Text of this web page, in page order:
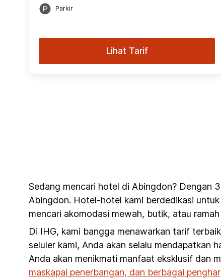
Parkir
Lihat Tarif
Sedang mencari hotel di Abingdon? Dengan
Abingdon. Hotel-hotel kami berdedikasi
mencari akomodasi mewah, butik, atau
Di IHG, kami bangga menawarkan tarif
seluler kami, Anda akan selalu mendapatkan
Anda akan menikmati manfaat eksklusif dan
maskapai penerbangan, dan berbagai